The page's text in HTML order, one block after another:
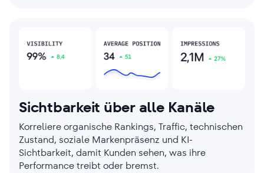
Sichtbarkeit über alle Kanäle
Korreliere organische Rankings, Traffic, technischen
Zustand, soziale Markenpräsenz und KI-
Sichtbarkeit, damit Kunden sehen, was ihre
Performance treibt oder bremst.